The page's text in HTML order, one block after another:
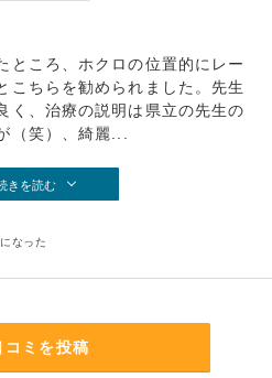
ところ、ホクロの位置的にレー
こちらを勧められました。先生
く、治療の説明は県立の先生の
（笑）、綺麗...
きを読む
なった
コミを投稿